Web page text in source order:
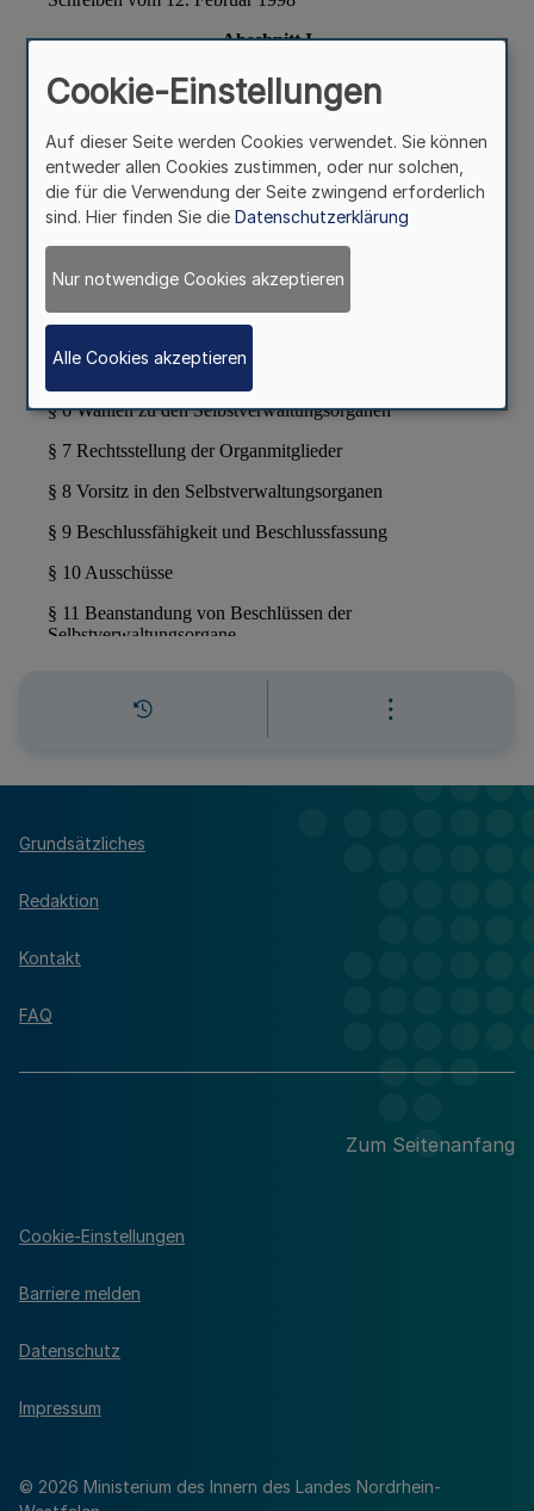
Grundsätzliches
Redaktion
Kontakt
FAQ
Zum Seitenanfang
© 2026 Ministerium des Innern des Landes Nordrhein-
Cookie-Einstellungen
Barriere melden
Datenschutz
Impressum
Cookie-Einstellungen
Auf dieser Seite werden Cookies verwendet. Sie können
entweder allen Cookies zustimmen, oder nur solchen,
die für die Verwendung der Seite zwingend erforderlich
sind. Hier finden Sie die Datenschutzerklärung
Nur notwendige Cookies akzeptieren
Alle Cookies akzeptieren